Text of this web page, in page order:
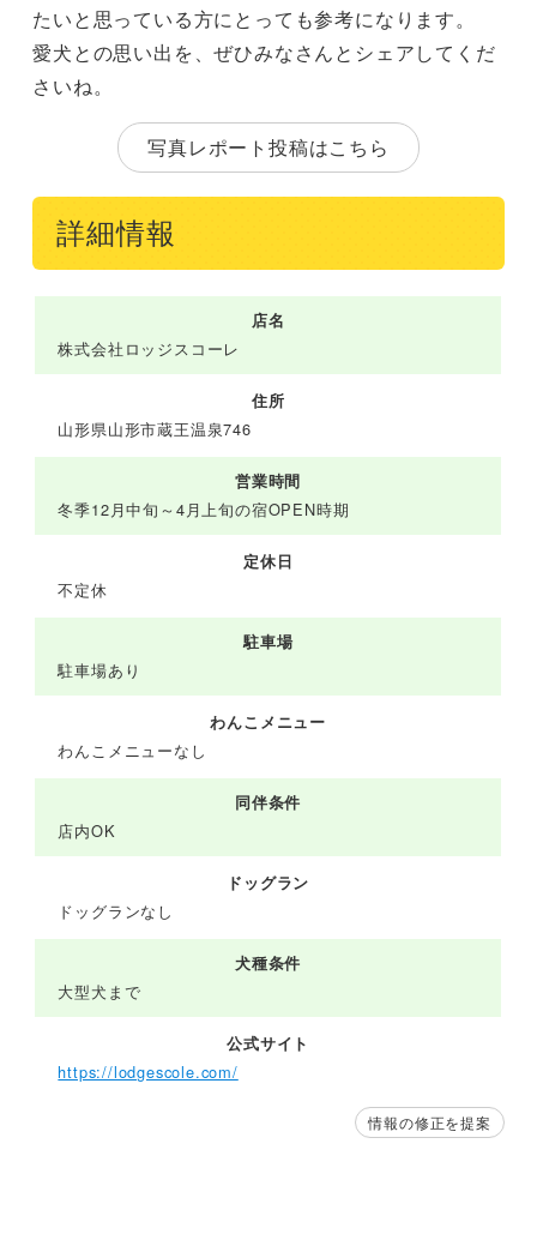
たいと思っている方にとっても参考になります。
愛犬との思い出を、ぜひみなさんとシェアしてくだ
さいね。
写真レポート投稿はこちら
詳細情報
店名
株式会社ロッジスコーレ
住所
山形県山形市蔵王温泉746
営業時間
冬季12月中旬～4月上旬の宿OPEN時期
定休日
不定休
駐車場
駐車場あり
わんこメニュー
わんこメニューなし
同伴条件
店内OK
ドッグラン
ドッグランなし
犬種条件
大型犬まで
公式サイト
https://lodgescole.com/
情報の修正を提案